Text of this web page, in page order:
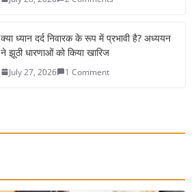
क्या ध्यान दर्द निवारक के रूप में प्रभावी है? अध्ययन
ने झूठी धारणाओं को किया खारिज
July 27, 2026 1 Comment